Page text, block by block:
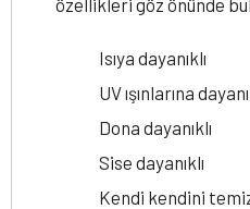
özellikleri göz önünde
Isıya dayanıklı
UV ışınlarına
Dona dayanıklı
Sise dayanıklı
Kendi kendini